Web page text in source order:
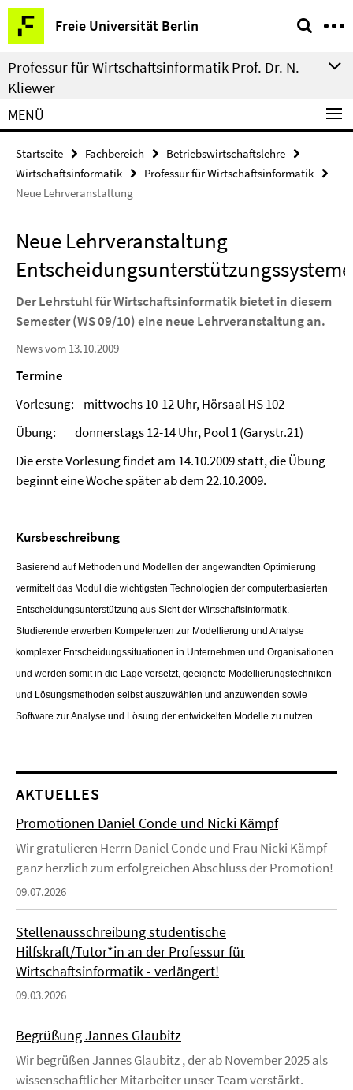
Springe
direkt
zu
Inhalt
Freie Universität Berlin
Service-
Navigation
Professur für Wirtschaftsinformatik Prof. Dr. N.
Kliewer
MENÜ
Startseite Fachbereich
Betriebswirtschaftslehre
Wirtschaftsinformatik
Professur für Wirtschaftsinformatik
Neue Lehrveranstaltung
Neue Lehrveranstaltung
Entscheidungsunterstützungssysteme
Der Lehrstuhl für Wirtschaftsinformatik bietet in diesem
Semester (WS 09/10) eine neue Lehrveranstaltung an.
News vom 13.10.2009
Termine
Vorlesung: mittwochs 10-12 Uhr, Hörsaal HS 102
Übung: donnerstags 12-14 Uhr, Pool 1 (Garystr.21)
Die erste Vorlesung findet am 14.10.2009 statt, die Übung
beginnt eine Woche später ab dem 22.10.2009.
Kursbeschreibung
Basierend auf Methoden und Modellen der angewandten Optimierung
vermittelt das Modul die wichtigsten Technologien der computerbasierten
Entscheidungsunterstützung aus Sicht der Wirtschaftsinformatik.
Studierende erwerben Kompetenzen zur Modellierung und Analyse
komplexer Entscheidungssituationen in Unternehmen und Organisationen
und werden somit in die Lage versetzt, geeignete Modellierungstechniken
und Lösungsmethoden selbst auszuwählen und anzuwenden sowie
Software zur Analyse und Lösung der entwickelten Modelle zu nutzen.
AKTUELLES
Promotionen Daniel Conde und Nicki Kämpf
Wir gratulieren Herrn Daniel Conde und Frau Nicki Kämpf
ganz herzlich zum erfolgreichen Abschluss der Promotion!
09.07.2026
Stellenausschreibung studentische
Hilfskraft/Tutor*in an der Professur für
Wirtschaftsinformatik - verlängert!
09.03.2026
Begrüßung Jannes Glaubitz
Wir begrüßen Jannes Glaubitz , der ab November 2025 als
wissenschaftlicher Mitarbeiter unser Team verstärkt.